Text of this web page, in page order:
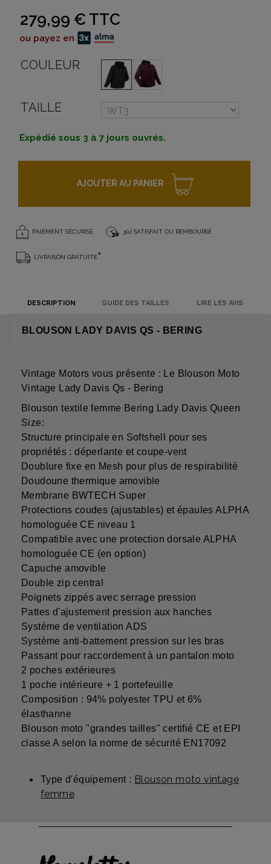
279,99 € TTC
ou payez en
COULEUR
TAILLE
Expédié sous 3 à 7 jours ouvrés.
AJOUTER AU PANIER
PAIEMENT SÉCURISÉ 30J SATISFAIT OU REMBOURSÉ
LIVRAISON GRATUITE*
DESCRIPTION GUIDE DES TAILLES LIRE LES AVIS
BLOUSON LADY DAVIS QS - BERING
Vintage Motors vous présente : Le Blouson Moto
Vintage Lady Davis Qs - Bering
Blouson textile femme Bering Lady Davis Queen
Size:
Structure principale en Softshell pour ses
propriétés : déperlante et coupe-vent
Doublure fixe en Mesh pour plus de respirabilité
Doudoune thermique amovible
Membrane BWTECH Super
Protections coudes (ajustables) et épaules ALPHA
homologuée CE niveau 1
Compatible avec une protection dorsale ALPHA
homologuée CE (en option)
Capuche amovible
Double zip central
Poignets zippés avec serrage pression
Pattes d'ajustement pression aux hanches
Système de ventilation ADS
Système anti-battement pression sur les bras
Passant pour raccordement à un pantalon moto
2 poches extérieures
1 poche intérieure + 1 portefeuille
Composition : 94% polyester TPU et 6%
élasthanne
Blouson moto "grandes tailles" certifié CE et EPI
classe A selon la norme de sécurité EN17092
Type d'équipement : Blouson moto vintage
femme